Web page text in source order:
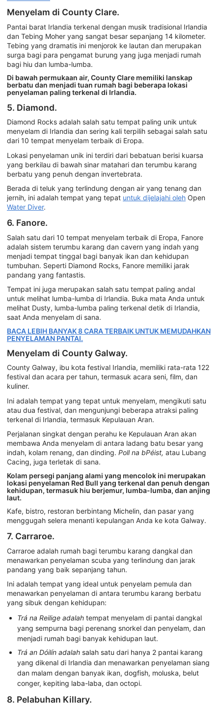
Menyelam di County Clare.
Pantai barat Irlandia terkenal dengan musik tradisional Irlandia
dan Tebing Moher yang sangat besar sepanjang 14 kilometer.
Tebing yang dramatis ini menjorok ke lautan dan merupakan
surga bagi para pengamat burung yang juga menjadi rumah
bagi hiu dan lumba-lumba.
Di bawah permukaan air, County Clare memiliki lanskap
berbatu dan menjadi tuan rumah bagi beberapa lokasi
penyelaman paling terkenal di Irlandia.
5. Diamond.
Diamond Rocks adalah salah satu tempat paling unik untuk
menyelam di Irlandia dan sering kali terpilih sebagai salah satu
dari 10 tempat menyelam terbaik di Eropa.
Lokasi penyelaman unik ini terdiri dari bebatuan berisi kuarsa
yang berkilau di bawah sinar matahari dan terumbu karang
berbatu yang penuh dengan invertebrata.
Berada di teluk yang terlindung dengan air yang tenang dan
jernih, ini adalah tempat yang tepat untuk dijelajahi oleh Open
Water Diver.
6. Fanore.
Salah satu dari 10 tempat menyelam terbaik di Eropa, Fanore
adalah sistem terumbu karang dan cavern yang indah yang
menjadi tempat tinggal bagi banyak ikan dan kehidupan
tumbuhan. Seperti Diamond Rocks, Fanore memiliki jarak
pandang yang fantastis.
Tempat ini juga merupakan salah satu tempat paling andal
untuk melihat lumba-lumba di Irlandia. Buka mata Anda untuk
melihat Dusty, lumba-lumba paling terkenal detik di Irlandia,
saat Anda menyelam di sana.
BACA LEBIH BANYAK 8 CARA TERBAIK UNTUK MEMUDAHKAN
PENYELAMAN PANTAI.
Menyelam di County Galway.
County Galway, ibu kota festival Irlandia, memiliki rata-rata 122
festival dan acara per tahun, termasuk acara seni, film, dan
kuliner.
Ini adalah tempat yang tepat untuk menyelam, mengikuti satu
atau dua festival, dan mengunjungi beberapa atraksi paling
terkenal di Irlandia, termasuk Kepulauan Aran.
Perjalanan singkat dengan perahu ke Kepulauan Aran akan
membawa Anda menyelam di antara ladang batu besar yang
indah, kolam renang, dan dinding. Poll na bPéist, atau Lubang
Cacing, juga terletak di sana.
Kolam persegi panjang alami yang mencolok ini merupakan
lokasi penyelaman Red Bull yang terkenal dan penuh dengan
kehidupan, termasuk hiu berjemur, lumba-lumba, dan anjing
laut.
Kafe, bistro, restoran berbintang Michelin, dan pasar yang
menggugah selera menanti kepulangan Anda ke kota Galway.
7. Carraroe.
Carraroe adalah rumah bagi terumbu karang dangkal dan
menawarkan penyelaman scuba yang terlindung dan jarak
pandang yang baik sepanjang tahun.
Ini adalah tempat yang ideal untuk penyelam pemula dan
menawarkan penyelaman di antara terumbu karang berbatu
yang sibuk dengan kehidupan:
Trá na Reilige adalah tempat menyelam di pantai dangkal
yang sempurna bagi perenang snorkel dan penyelam, dan
menjadi rumah bagi banyak kehidupan laut.
Trá an Dóilín adalah salah satu dari hanya 2 pantai karang
yang dikenal di Irlandia dan menawarkan penyelaman siang
dan malam dengan banyak ikan, dogfish, moluska, belut
conger, kepiting laba-laba, dan octopi.
8. Pelabuhan Killary.